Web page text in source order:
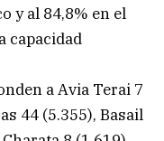
y al 84,8% en el
capacidad
a Avia Terai 7
44 (5.355), Basail